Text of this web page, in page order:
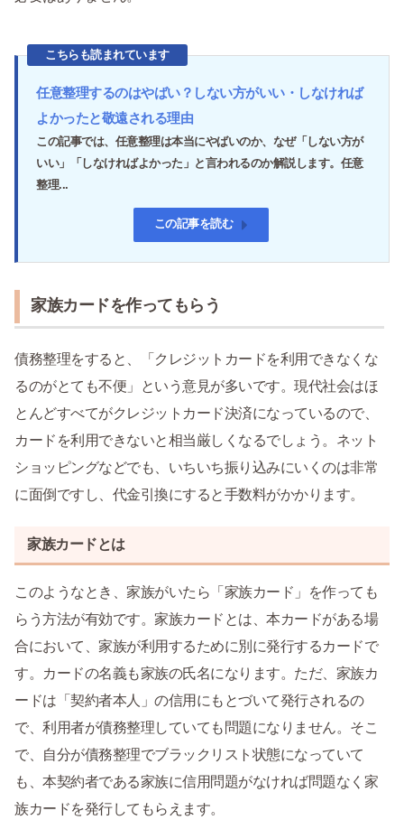
こちらも読まれています
任意整理するのはやばい？しない方がいい・しなければ
よかったと敬遠される理由
この記事では、任意整理は本当にやばいのか、なぜ「しない方が
いい」「しなければよかった」と言われるのか解説します。任意
整理...
この記事を読む
家族カードを作ってもらう
債務整理をすると、「クレジットカードを利用できなくな
るのがとても不便」という意見が多いです。現代社会はほ
とんどすべてがクレジットカード決済になっているので、
カードを利用できないと相当厳しくなるでしょう。ネット
ショッピングなどでも、いちいち振り込みにいくのは非常
に面倒ですし、代金引換にすると手数料がかかります。
家族カードとは
このようなとき、家族がいたら「家族カード」を作っても
らう方法が有効です。家族カードとは、本カードがある場
合において、家族が利用するために別に発行するカードで
す。カードの名義も家族の氏名になります。ただ、家族カ
ードは「契約者本人」の信用にもとづいて発行されるの
で、利用者が債務整理していても問題になりません。そこ
で、自分が債務整理でブラックリスト状態になっていて
も、本契約者である家族に信用問題がなければ問題なく家
族カードを発行してもらえます。